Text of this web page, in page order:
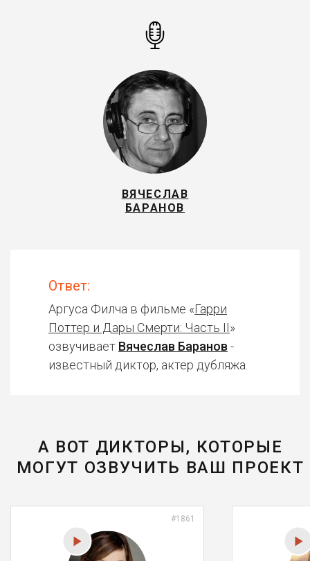
ВЯЧЕСЛАВ
БАРАНОВ
Ответ:
Аргуса Филча в фильме «Гарри
Поттер и Дары Смерти: Часть II»
озвучивает Вячеслав Баранов -
известный диктор, актер дубляжа.
А ВОТ ДИКТОРЫ, КОТОРЫЕ
МОГУТ ОЗВУЧИТЬ ВАШ ПРОЕКТ
#1861